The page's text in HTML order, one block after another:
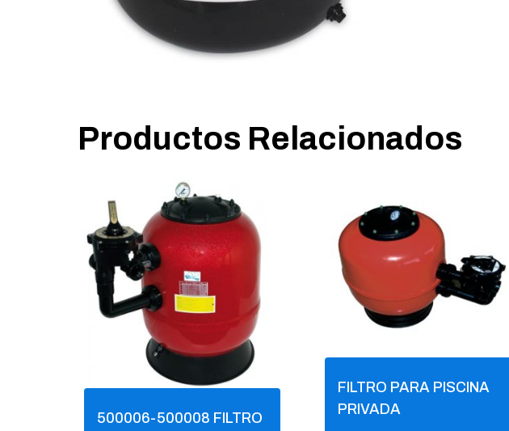
Productos Relacionados
500006-500008 FILTRO
FILTRO PARA PISCINA
PRIVADA